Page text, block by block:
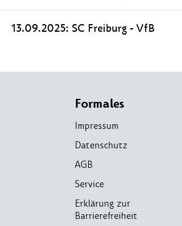
13.09.2025: SC Freiburg - VfB
Formales
Impressum
Datenschutz
AGB
Service
Erklärung zur
Barrierefreiheit